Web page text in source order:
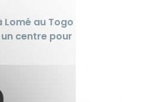
au Togo
centre pour